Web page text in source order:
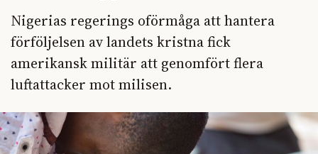
Nigerias regerings oförmåga att hantera
förföljelsen av landets kristna fick
amerikansk militär att genomfört flera
luftattacker mot milisen.